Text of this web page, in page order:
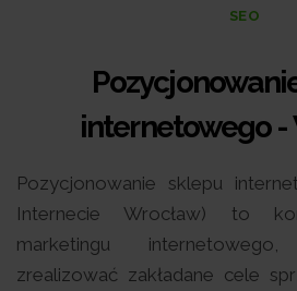
SEO
internetowego -
Pozycjonowanie sklepu
Internecie Wrocław) to
marketingu
zrealizować zakładane cele